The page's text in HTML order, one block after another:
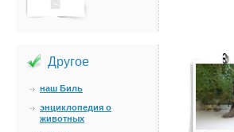
Другое
наш Биль
энциклопедия о
животных